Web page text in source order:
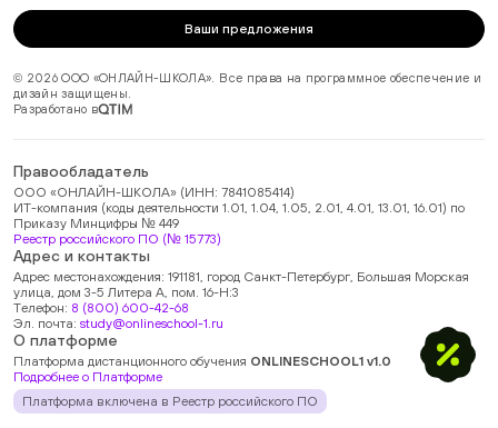
Ваши предложения
© 2026 ООО «ОНЛАЙН-ШКОЛА». Все права на программное обеспечение и
дизайн защищены.
Разработано в
Правообладатель
ООО «ОНЛАЙН-ШКОЛА» (ИНН: 7841085414)
ИТ-компания (коды деятельности 1.01, 1.04, 1.05, 2.01, 4.01, 13.01, 16.01) по
Приказу Минцифры № 449
Реестр российского ПО (№ 15773)
Адрес и контакты
Адрес местонахождения: 191181, город Санкт-Петербург, Большая Морская
улица, дом 3-5 Литера А, пом. 16-Н:3
Телефон: 8 (800) 600-42-68
Эл. почта: study@onlineschool-1.ru
О платформе
Платформа дистанционного обучения ONLINESCHOOL1 v1.0
Подробнее о Платформе
Платформа включена в Реестр российского ПО